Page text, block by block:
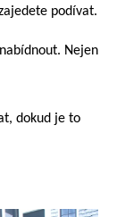
podívat.
Nejen
dokud je to